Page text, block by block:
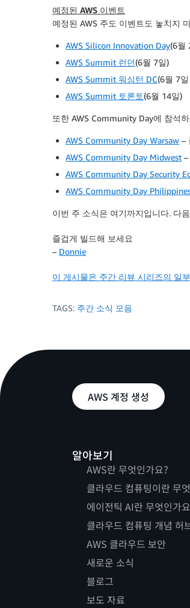
예정된 AWS 이벤트
예정된 AWS 주도 이벤트도 놓치지
AWS Silicon Innovation Day(6월
AWS Summit 런던(6월 7일)
AWS Summit 워싱턴 DC(6월 7
AWS Summit 토론토(6월 14일)
또한 AWS Community Day에 참석
AWS Community Day Warsaw –
AWS Community Day Midwest
AWS Community Day Security
AWS Community Day
이번 주 소식은 여기까지입니다. 다
즐겁게 빌드해 보세요
– Donnie
이 게시물은 주간 리뷰 시리즈의 일
TAGS: 주간 소식 모음
AWS 계정 생성
알아보기
AWS란 무엇인가요?
클라우드 컴퓨팅이란 무
에이전틱 AI란 무엇인가
클라우드 컴퓨팅 개념 허
AWS 클라우드 보안
새로운 소식
블로그
보도 자료